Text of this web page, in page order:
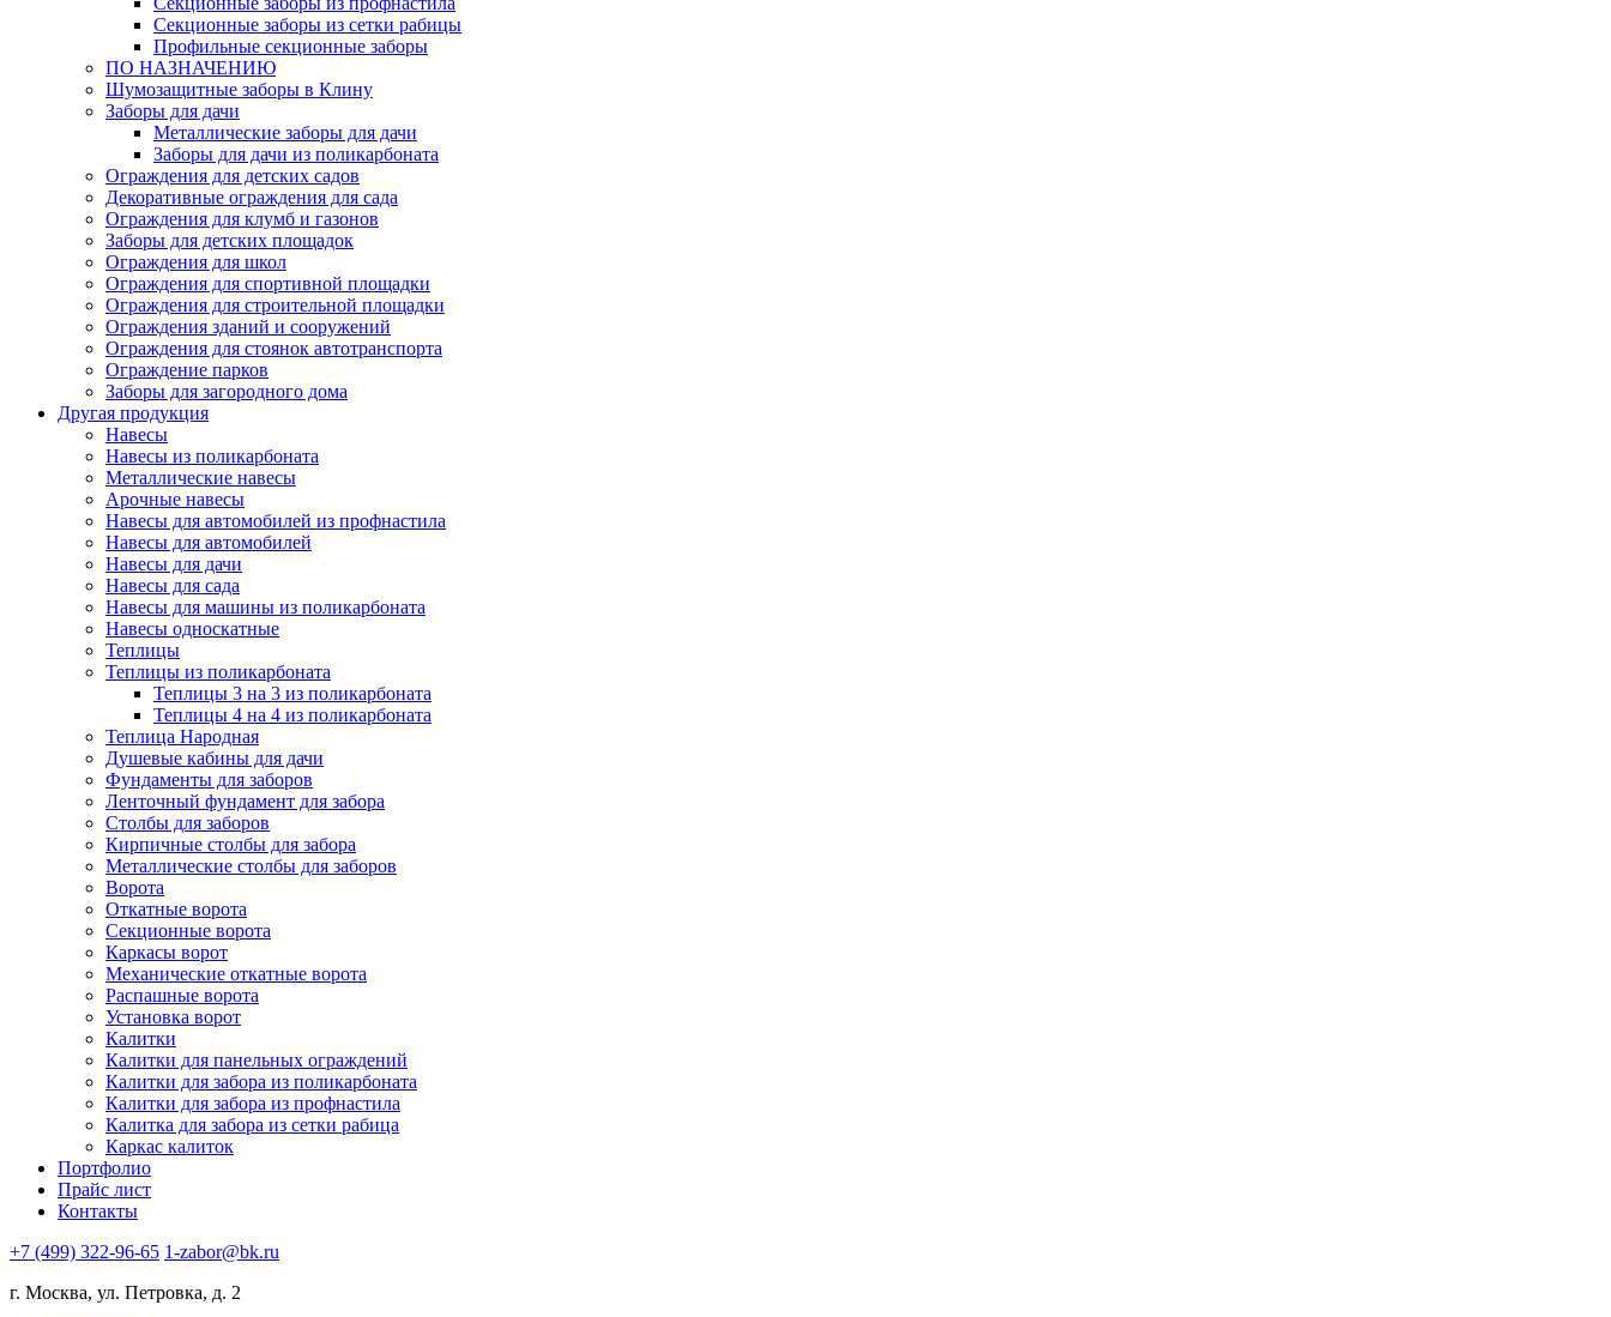
Секционные заборы из сетки рабицы
Профильные секционные заборы
ПО НАЗНАЧЕНИЮ
Шумозащитные заборы в Клину
Заборы для дачи
Металлические заборы для дачи
Заборы для дачи из поликарбоната
Ограждения для детских садов
Декоративные ограждения для сада
Ограждения для клумб и газонов
Заборы для детских площадок
Ограждения для школ
Ограждения для спортивной площадки
Ограждения для строительной площадки
Ограждения зданий и сооружений
Ограждения для стоянок автотранспорта
Ограждение парков
Заборы для загородного дома
Другая продукция
Навесы
Навесы из поликарбоната
Металлические навесы
Арочные навесы
Навесы для автомобилей из профнастила
Навесы для автомобилей
Навесы для дачи
Навесы для сада
Навесы для машины из поликарбоната
Навесы односкатные
Теплицы
Теплицы из поликарбоната
Теплицы 3 на 3 из поликарбоната
Теплицы 4 на 4 из поликарбоната
Теплица Народная
Душевые кабины для дачи
Фундаменты для заборов
Ленточный фундамент для забора
Столбы для заборов
Кирпичные столбы для забора
Металлические столбы для заборов
Ворота
Откатные ворота
Секционные ворота
Каркасы ворот
Механические откатные ворота
Распашные ворота
Установка ворот
Калитки
Калитки для панельных ограждений
Калитки для забора из поликарбоната
Калитки для забора из профнастила
Калитка для забора из сетки рабица
Каркас калиток
Портфолио
Прайс лист
Контакты
+7 (499) 322-96-65 1-zabor@bk.ru
г. Москва, ул. Петровка, д. 2